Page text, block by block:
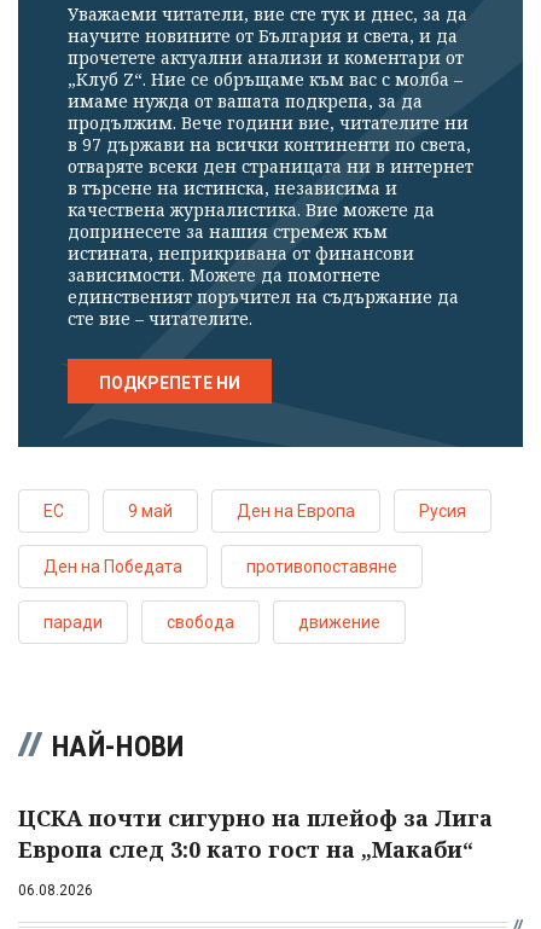
Уважаеми читатели, вие сте тук и днес, за да
научите новините от България и света, и да
прочетете актуални анализи и коментари от
„Клуб Z“. Ние се обръщаме към вас с молба –
имаме нужда от вашата подкрепа, за да
продължим. Вече години вие, читателите ни
в 97 държави на всички континенти по света,
отваряте всеки ден страницата ни в интернет
в търсене на истинска, независима и
качествена журналистика. Вие можете да
допринесете за нашия стремеж към
истината, неприкривана от финансови
зависимости. Можете да помогнете
единственият поръчител на съдържание да
сте вие – читателите.
ПОДКРЕПЕТЕ НИ
ЕС 9 май Ден на Европа Русия
Ден на Победата противопоставяне
паради свобода движение
НАЙ-НОВИ
ЦСКА почти сигурно на плейоф за Лига
Европа след 3:0 като гост на „Макаби“
06.08.2026